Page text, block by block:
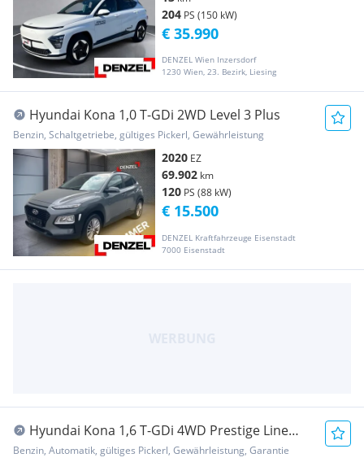
204 PS (150 kW)
DENZEL Wien Inzersdorf
1230 Wien, 23. Bezirk, Liesing
€ 35.990
Hyundai Kona 1,0 T-GDi 2WD Level 3 Plus
Benzin, Schaltgetriebe, gültiges Pickerl, Gewährleistung
2020 EZ
69.902 km
120 PS (88 kW)
DENZEL Kraftfahrzeuge Eisenstadt
7000 Eisenstadt
€ 15.500
Hyundai Kona 1,6 T-GDi 4WD Prestige Line
DCT Aut.
Benzin, Automatik, gültiges Pickerl, Gewährleistung, Garantie